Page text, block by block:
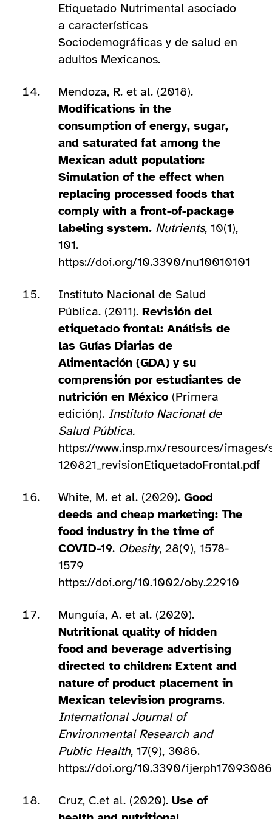
Etiquetado Nutrimental asociado
a características
Sociodemográficas y de salud en
adultos Mexicanos.
Mendoza, R. et al. (2018).
Modifications in the
consumption of energy, sugar,
and saturated fat among the
Mexican adult population:
Simulation of the effect when
replacing processed foods that
comply with a front-of-package
labeling system. Nutrients, 10(1),
101.
https://doi.org/10.3390/nu10010101
Instituto Nacional de Salud
Pública. (2011). Revisión del
etiquetado frontal: Análisis de
las Guías Diarias de
Alimentación (GDA) y su
comprensión por estudiantes de
nutrición en México (Primera
edición). Instituto Nacional de
Salud Pública.
https://www.insp.mx/resources/
120821_revisionEtiquetadoFrontal.pdf
White, M. et al. (2020). Good
deeds and cheap marketing: The
food industry in the time of
COVID-19. Obesity, 28(9), 1578-
1579
https://doi.org/10.1002/oby.22910
Munguía, A. et al. (2020).
Nutritional quality of hidden
food and beverage advertising
directed to children: Extent and
nature of product placement in
Mexican television programs.
International Journal of
Environmental Research and
Public Health, 17(9), 3086.
https://doi.org/10.3390/ijerph17093086
Cruz, C.et al. (2020). Use of